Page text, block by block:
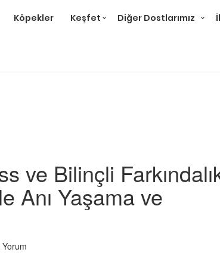
Köpekler Keşfet Diğer Dostlarımız
ve Bilinçli
Anı Yaşama ve
Yorum